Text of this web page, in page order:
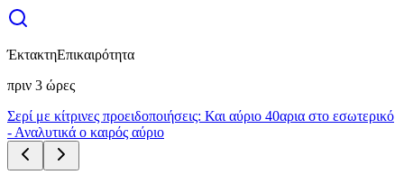
ΈκτακτηΕπικαιρότητα
πριν 3 ώρες
Σερί με κίτρινες προειδοποιήσεις: Και αύριο 40αρια στο εσωτερικό
- Αναλυτικά ο καιρός αύριο